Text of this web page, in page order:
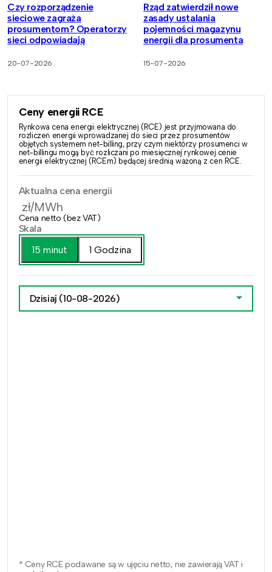
Czy rozporządzenie
sieciowe zagraża
prosumentom? Operatorzy
sieci odpowiadają
20-07-2026
Rząd zatwierdził nowe
zasady ustalania
pojemności magazynu
energii dla prosumenta
15-07-2026
Ceny energii RCE
Rynkowa cena energii elektrycznej (RCE) jest przyjmowana do
rozliczeń energii wprowadzanej do sieci przez prosumentów
objętych systemem net-billing, przy czym niektórzy prosumenci w
net-billingu mogą być rozliczani po miesięcznej rynkowej cenie
energii elektrycznej (RCEm) będącej średnią ważoną z cen RCE.
Aktualna cena energii
zł/MWh
Cena netto (bez VAT)
Skala
15 minut
1 Godzina
Dzisiaj (10-08-2026)
* Ceny RCE podawane są w ujęciu netto, nie zawierają VAT i